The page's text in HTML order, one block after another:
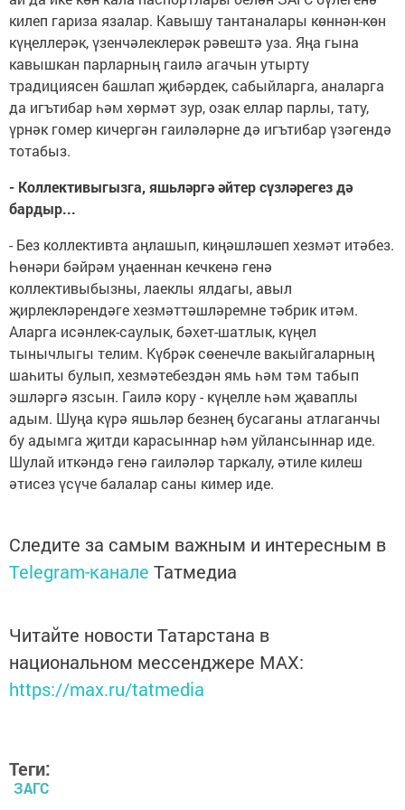
килеп гариза язалар. Кавышу тантаналары көннән-көн
күңеллерәк, үзенчәлеклерәк рәвештә уза. Яңа гына
кавышкан парларның гаилә агачын утырту
традициясен башлап җибәрдек, сабыйларга, аналарга
да игътибар һәм хөрмәт зур, озак еллар парлы, тату,
үрнәк гомер кичергән гаиләләрне дә игътибар үзәгендә
тотабыз.
- Коллективыгызга, яшьләргә әйтер сүзләрегез дә
бардыр...
- Без коллективта аңлашып, киңәшләшеп хезмәт итәбез.
Һөнәри бәйрәм уңаеннан кечкенә генә
коллективыбызны, лаеклы ялдагы, авыл
җирлекләрендәге хезмәттәшләремне тәбрик итәм.
Аларга исәнлек-саулык, бәхет-шатлык, күңел
тынычлыгы телим. Күбрәк сөенечле вакыйгаларның
шаһиты булып, хезмәтебездән ямь һәм тәм табып
эшләргә язсын. Гаилә кору - күңелле һәм җаваплы
адым. Шуңа күрә яшьләр безнең бусаганы атлаганчы
бу адымга җитди карасыннар һәм уйлансыннар иде.
Шулай иткәндә генә гаиләләр таркалу, әтиле килеш
әтисез үсүче балалар саны кимер иде.
Следите за самым важным и интересным в
Telegram-канале Татмедиа
Читайте новости Татарстана в
национальном мессенджере MАХ:
https://max.ru/tatmedia
Теги:
ЗАГС